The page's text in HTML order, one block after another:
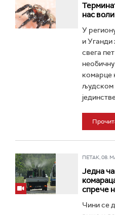
нас
У
и Уганди
свега
комарце
људском
ПЕТАК, 08.
Једна
спрече
Чини се